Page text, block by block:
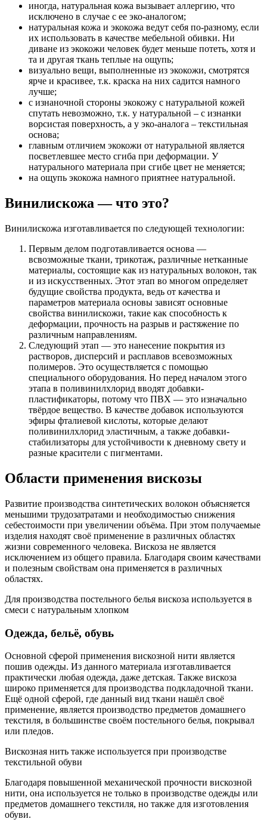
иногда, натуральная кожа вызывает аллергию, что
исключено в случае с ее эко-аналогом;
натуральная кожа и экокожа ведут себя по-разному, если
их использовать в качестве мебельной обивки. Ни
диване из экокожи человек будет меньше потеть, хотя и
та и другая ткань теплые на ощупь;
визуально вещи, выполненные из экокожи, смотрятся
ярче и красивее, т.к. краска на них садится намного
лучше;
с изнаночной стороны экокожу с натуральной кожей
спутать невозможно, т.к. у натуральной – с изнанки
ворсистая поверхность, а у эко-аналога – текстильная
основа;
главным отличием экокожи от натуральной является
посветлевшее место сгиба при деформации. У
натурального материала при сгибе цвет не меняется;
на ощупь экокожа намного приятнее натуральной.
Винилискожа — что это?
Винилискожа изготавливается по следующей технологии:
Первым делом подготавливается основа —
всвозможные ткани, трикотаж, различные нетканные
материалы, состоящие как из натуральных волокон, так
и из искусственных. Этот этап во многом определяет
будущие свойства продукта, ведь от качества и
параметров материала основы зависят основные
свойства винилискожи, такие как способность к
деформации, прочность на разрыв и растяжение по
различным направлениям.
Следующий этап — это нанесение покрытия из
растворов, дисперсий и расплавов всевозможных
полимеров. Это осуществляется с помощью
специального оборудования. Но перед началом этого
этапа в поливинилхлорид вводят добавки-
пластификаторы, потому что ПВХ — это изначально
твёрдое вещество. В качестве добавок используются
эфиры фталиевой кислоты, которые делают
поливинилхлорид эластичным, а также добавки-
стабилизаторы для устойчивости к дневному свету и
разные красители с пигментами.
Области применения вискозы
Развитие производства синтетических волокон объясняется
меньшими трудозатратами и необходимостью снижения
себестоимости при увеличении объёма. При этом получаемые
изделия находят своё применение в различных областях
жизни современного человека. Вискоза не является
исключением из общего правила. Благодаря своим качествами
и полезным свойствам она применяется в различных
областях.
Для производства постельного белья вискоза используется в
смеси с натуральным хлопком
Одежда, бельё, обувь
Основной сферой применения вискозной нити является
пошив одежды. Из данного материала изготавливается
практически любая одежда, даже детская. Также вискоза
широко применяется для производства подкладочной ткани.
Ещё одной сферой, где данный вид ткани нашёл своё
применение, является производство предметов домашнего
текстиля, в большинстве своём постельного белья, покрывал
или пледов.
Вискозная нить также используется при производстве
текстильной обуви
Благодаря повышенной механической прочности вискозной
нити, она используется не только в производстве одежды или
предметов домашнего текстиля, но также для изготовления
обуви.